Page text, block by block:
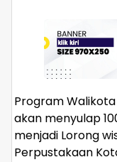
Program
akan menyulap
menjadi Lorong
Perpustakaan